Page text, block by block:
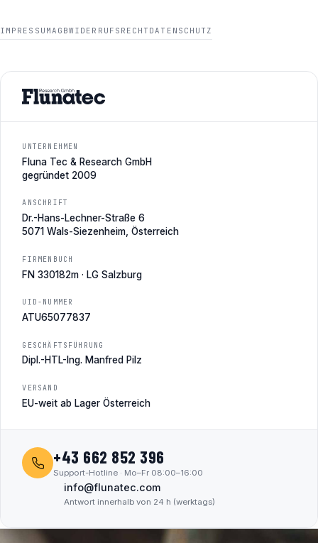
IMPRESSUM AGBWIDERRUFSRECHT DATENSCHUTZ
UNTERNEHMEN
Fluna Tec & Research GmbH
gegründet 2009
ANSCHRIFT
Dr.-Hans-Lechner-Straße 6
5071 Wals-Siezenheim, Österreich
FIRMENBUCH
FN 330182m · LG Salzburg
UID-NUMMER
ATU65077837
GESCHÄFTSFÜHRUNG
Dipl.-HTL-Ing. Manfred Pilz
VERSAND
EU-weit ab Lager Österreich
+43 662 852 396
Support-Hotline · Mo–Fr 08:00–16:00
info@flunatec.com
Antwort innerhalb von 24 h (werktags)